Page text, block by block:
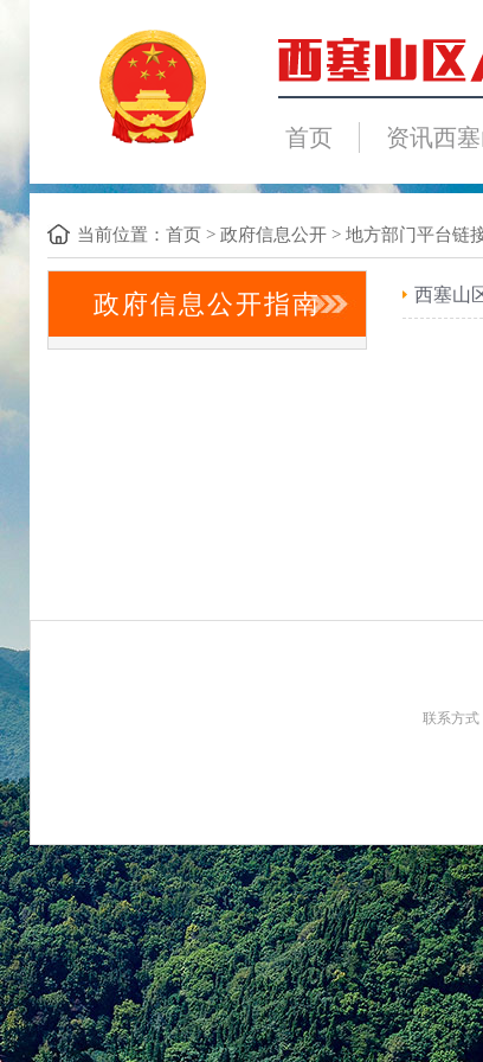
首页 资讯西
当前位置： 首页> 政府信息公开> 地方部门平台链
政府信息公开指南 西塞山
联系方